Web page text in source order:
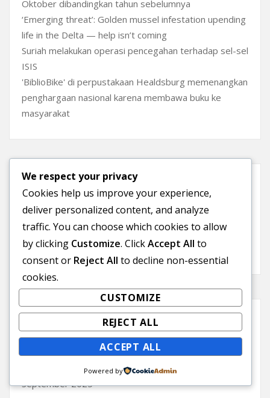
Oktober dibandingkan tahun sebelumnya
‘Emerging threat’: Golden mussel infestation upending
life in the Delta — help isn’t coming
Suriah melakukan operasi pencegahan terhadap sel-sel
ISIS
'BiblioBike' di perpustakaan Healdsburg memenangkan
penghargaan nasional karena membawa buku ke
masyarakat
Recent Comments
A WordPress CommenteronHello world!
Archives
November 2025
September 2025
We respect your privacy
Cookies help us improve your experience,
deliver personalized content, and analyze
traffic. You can choose which cookies to allow
by clicking Customize. ClickAccept All to
consent or Reject All to decline non-essential
cookies.
CUSTOMIZE
REJECT ALL
ACCEPT ALL
Powered by